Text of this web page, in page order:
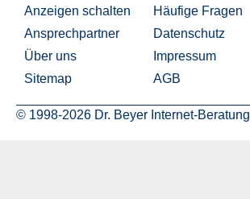
Anzeigen schalten
Ansprechpartner
Über uns
Sitemap
Häufige Fragen
Datenschutz
Impressum
AGB
© 1998-2026 Dr. Beyer Internet-Beratung